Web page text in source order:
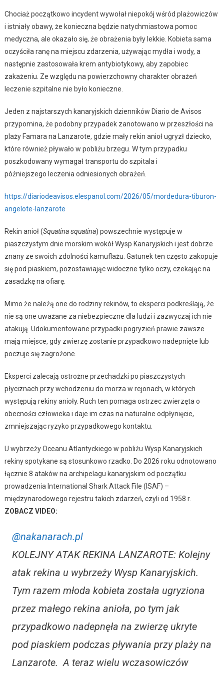
Chociaż początkowo incydent wywołał niepokój wśród plażowiczów
i istniały obawy, że konieczna będzie natychmiastowa pomoc
medyczna, ale okazało się, że obrażenia były lekkie. Kobieta sama
oczyściła ranę na miejscu zdarzenia, używając mydła i wody, a
następnie zastosowała krem ​​antybiotykowy, aby zapobiec
zakażeniu. Ze względu na powierzchowny charakter obrażeń
leczenie szpitalne nie było konieczne.
Jeden z najstarszych kanaryjskich dzienników Diario de Avisos
przypomina, że podobny przypadek zanotowano w przeszłości na
plaży Famara na Lanzarote, gdzie mały rekin anioł ugryzł dziecko,
które również pływało w pobliżu brzegu. W tym przypadku
poszkodowany wymagał transportu do szpitala i
późniejszego leczenia odniesionych obrażeń.
https://diariodeavisos.elespanol.com/2026/05/mordedura-tiburon-
angelote-lanzarote
Rekin anioł (Squatina squatina) powszechnie występuje w
piaszczystym dnie morskim wokół Wysp Kanaryjskich i jest dobrze
znany ze swoich zdolności kamuflażu. Gatunek ten często zakopuje
się pod piaskiem, pozostawiając widoczne tylko oczy, czekając na
zasadzkę na ofiarę.
Mimo że należą one do rodziny rekinów, to eksperci podkreślają, że
nie są one uważane za niebezpieczne dla ludzi i zazwyczaj ich nie
atakują. Udokumentowane przypadki pogryzień prawie zawsze
mają miejsce, gdy zwierzę zostanie przypadkowo nadepnięte lub
poczuje się zagrożone.
Eksperci zalecają ostrożne przechadzki po piaszczystych
płyciznach przy wchodzeniu do morza w rejonach, w których
występują rekiny anioły. Ruch ten pomaga ostrzec zwierzęta o
obecności człowieka i daje im czas na naturalne odpłynięcie,
zmniejszając ryzyko przypadkowego kontaktu.
U wybrzeży Oceanu Atlantyckiego w pobliżu Wysp Kanaryjskich
rekiny spotykane są stosunkowo rzadko. Do 2026 roku odnotowano
łącznie 8 ataków na archipelagu kanaryjskim od początku
prowadzenia International Shark Attack File (ISAF) –
międzynarodowego rejestru takich zdarzeń, czyli od 1958 r.
ZOBACZ VIDEO:
@nakanarach.pl
KOLEJNY ATAK REKINA LANZAROTE: Kolejny
atak rekina u wybrzeży Wysp Kanaryjskich.
Tym razem młoda kobieta została ugryziona
przez małego rekina anioła, po tym jak
przypadkowo nadepnęła na zwierzę ukryte
pod piaskiem podczas pływania przy plaży na
Lanzarote. A teraz wielu wczasowiczów